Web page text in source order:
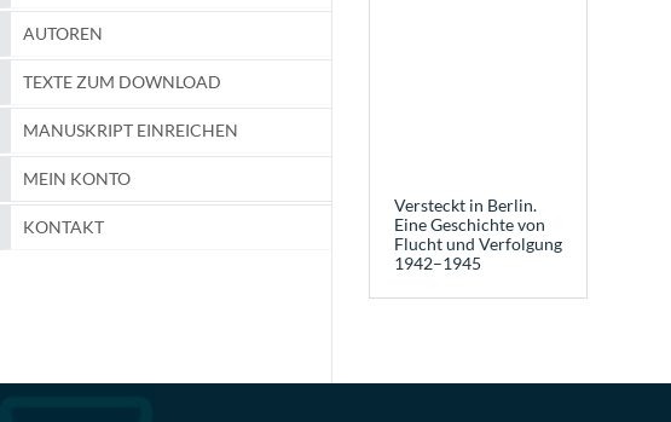
AUTOREN
TEXTE ZUM DOWNLOAD
MANUSKRIPT EINREICHEN
MEIN KONTO
KONTAKT
Versteckt in Berlin.
Eine Geschichte von
Flucht und Verfolgung
1942–1945